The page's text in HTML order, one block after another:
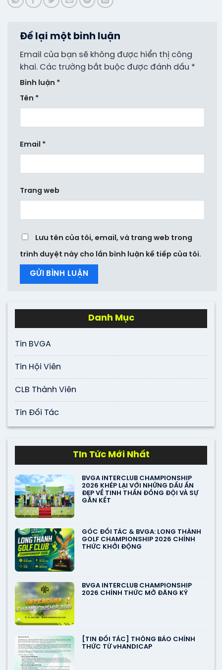
Để lại một bình luận
Email của bạn sẽ không được hiển thị công
khai. Các trường bắt buộc được đánh dấu *
Bình luận *
Tên *
Email *
Trang web
Lưu tên của tôi, email, và trang web trong
trình duyệt này cho lần bình luận kế tiếp của tôi.
Danh Mục
Tin BVGA
Tin Hội Viên
CLB Thành Viên
Tin Đối Tác
TIn Tức Mới Nhất
BVGA INTERCLUB CHAMPIONSHIP
2026 KHÉP LẠI VỚI NHỮNG DẤU ẤN
ĐẸP VỀ TINH THẦN ĐỒNG ĐỘI VÀ SỰ
GẮN KẾT
GÓC ĐỐI TÁC & BVGA: LONG THÀNH
GOLF CHAMPIONSHIP 2026 CHÍNH
THỨC KHỞI ĐỘNG
BVGA INTERCLUB CHAMPIONSHIP
2026 CHÍNH THỨC MỞ ĐĂNG KÝ
[TIN ĐỐI TÁC] THÔNG BÁO CHÍNH
THỨC TỪ vHANDICAP